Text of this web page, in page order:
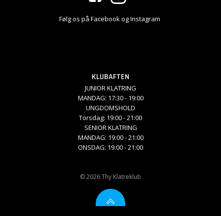
Følg os på Facebook og Instagram
KLUBAFTEN
JUNIOR KLATRING
MANDAG: 17:30 - 19:00
UNGDOMSHOLD
Torsdag: 19:00 - 21:00
SENIOR KLATRING
MANDAG: 19:00 - 21:00
ONSDAG: 19:00 - 21:00
© 2026 Thy Klatreklub